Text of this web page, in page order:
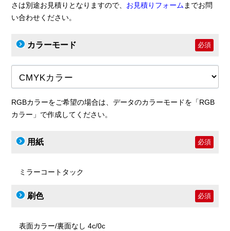
さは別途お見積りとなりますので、 お見積りフォーム までお問
い合わせください。
カラーモード 必須
RGBカラーをご希望の場合は、データのカラーモードを「RGB
カラー」で作成してください。
用紙 必須
ミラーコートタック
刷色 必須
表面カラー/裏面なし 4c/0c